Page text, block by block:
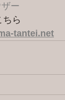
ー
ら
tantei.net